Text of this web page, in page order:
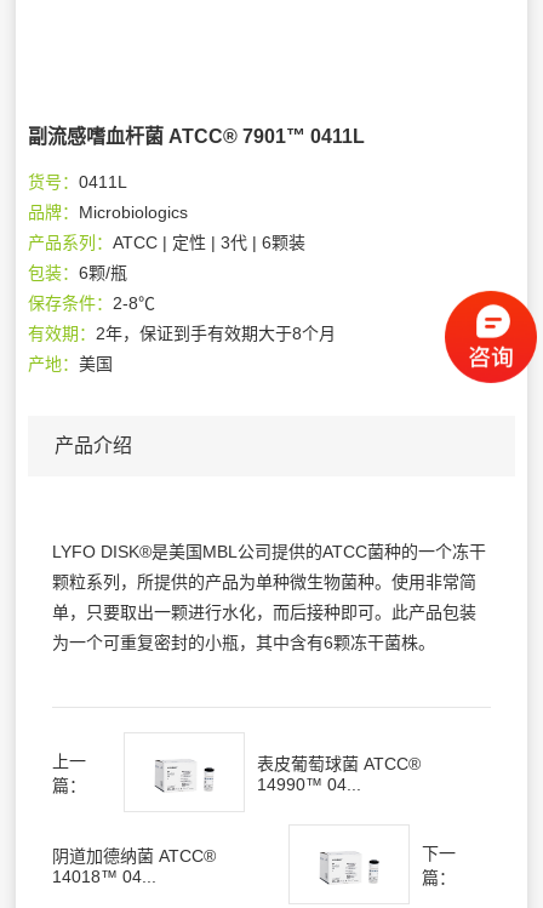
副流感嗜血杆菌 ATCC® 7901™ 0411L
货号：0411L
品牌： Microbiologics
产品系列：ATCC | 定性 | 3代 | 6颗装
包装：6颗/瓶
保存条件： 2-8℃
有效期： 2年，保证到手有效期大于8个月
产地：美国
产品介绍
LYFO DISK®是美国MBL公司提供的ATCC菌种的一个冻干
颗粒系列，所提供的产品为单种微生物菌种。使用非常简
单，只要取出一颗进行水化，而后接种即可。此产品包装
为一个可重复密封的小瓶，其中含有6颗冻干菌株。
上一
篇：
表皮葡萄球菌 ATCC®
14990™ 04...
阴道加德纳菌 ATCC®
14018™ 04...
下一
篇：